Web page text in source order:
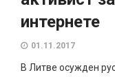
интернете
01.11.2017
В Литве осужден